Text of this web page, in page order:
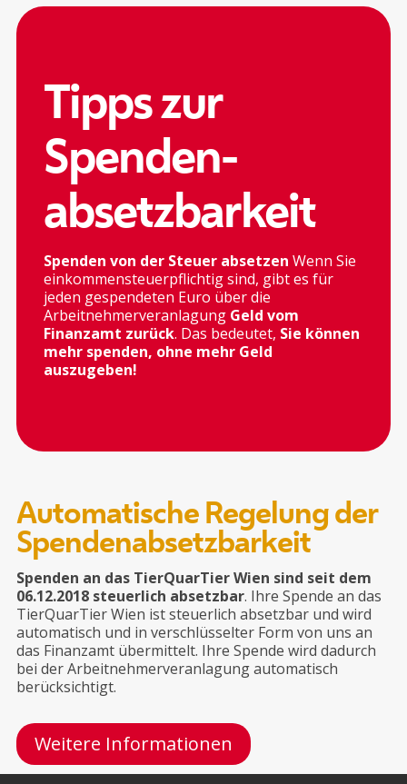
Tipps zur
Spenden-
absetzbarkeit
Spenden von der Steuer absetzen Wenn Sie
einkommensteuerpflichtig sind, gibt es für
jeden gespendeten Euro über die
Arbeitnehmerveranlagung Geld vom
Finanzamt zurück. Das bedeutet, Sie können
mehr spenden, ohne mehr Geld
auszugeben!
Automatische Regelung der
Spendenabsetzbarkeit
Spenden an das TierQuarTier Wien sind seit dem
06.12.2018 steuerlich absetzbar. Ihre Spende an das
TierQuarTier Wien ist steuerlich absetzbar und wird
automatisch und in verschlüsselter Form von uns an
das Finanzamt übermittelt. Ihre Spende wird dadurch
bei der Arbeitnehmerveranlagung automatisch
berücksichtigt.
Weitere Informationen